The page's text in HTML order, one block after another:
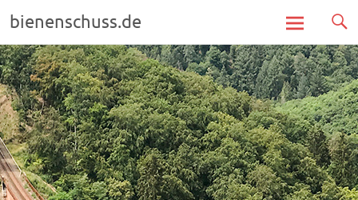
bienenschuss.de
Zum
Inhalt
springen